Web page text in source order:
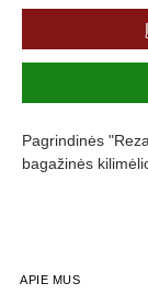
Pagrindinės
bagažinės
Pagamintas iš
Turi gofruotą
APIE MUS